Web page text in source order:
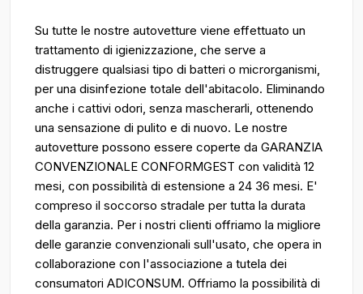
Su tutte le nostre autovetture viene effettuato un
trattamento di igienizzazione, che serve a
distruggere qualsiasi tipo di batteri o microrganismi,
per una disinfezione totale dell'abitacolo. Eliminando
anche i cattivi odori, senza mascherarli, ottenendo
una sensazione di pulito e di nuovo. Le nostre
autovetture possono essere coperte da GARANZIA
CONVENZIONALE CONFORMGEST con validità 12
mesi, con possibilità di estensione a 24 36 mesi. E'
compreso il soccorso stradale per tutta la durata
della garanzia. Per i nostri clienti offriamo la migliore
delle garanzie convenzionali sull'usato, che opera in
collaborazione con l'associazione a tutela dei
consumatori ADICONSUM. Offriamo la possibilità di